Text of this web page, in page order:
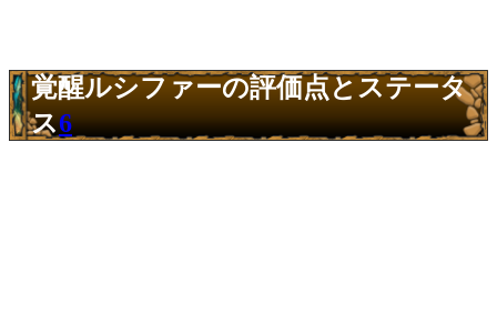
覚醒ルシファーの評価点とステータ
ス6